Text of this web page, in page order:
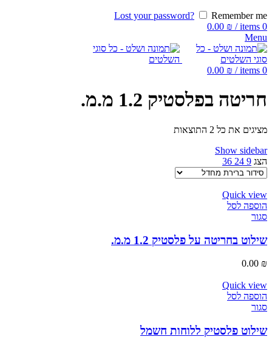
Lost your password?
Remember me
0
items
/
0.00 ₪
Menu
0
items
/
0.00 ₪
חריטה בפלסטיק 1.2 מ.מ.
מציגים את כל ⁦2⁩ התוצאות
Show sidebar
הצג 9
24
36
Quick view
הוספה לסל
סגור
שילוט בחריטה על פלסטיק 1.2 מ.מ.
0.00 ₪
Quick view
הוספה לסל
סגור
שילוט פלסטיק ללוחות חשמל